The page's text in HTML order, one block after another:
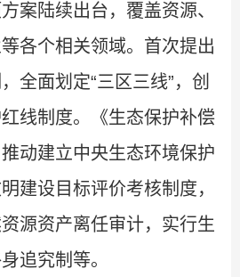
案陆续出台，覆盖资源、
各个相关领域。首次提出
全面划定“三区三线”，创
线制度。《生态保护补偿
动建立中央生态环境保护
建设目标评价考核制度，
源资产离任审计，实行生
追究制等。